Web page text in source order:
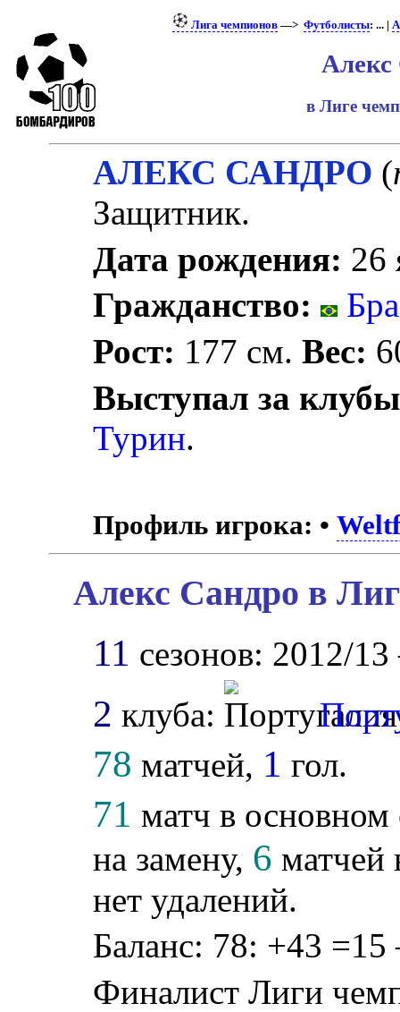
Лига чемпионов—> Футболисты: ... |
в Лиге
АЛЕКС САНДРО (
Защитник.
Дата рождения: 26
Гражданство:
Рост: 177 см.Вес:
Выступал за
Турин.
Профиль игрока: •
Алекс Сандро в
11 сезонов: 2012/
2 клуба:
78 матчей, 1 гол.
71 матч в основном
на замену, 6 матчей
нет удалений.
Баланс: 78: +43 =15
Финалист Лиги